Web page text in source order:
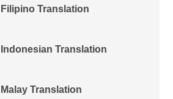
Filipino Translation
Indonesian Translation
Malay Translation